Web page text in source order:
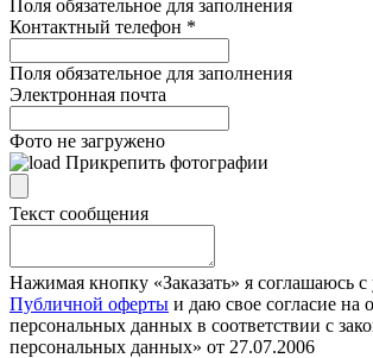
Поля обязательное для заполнения
Контактный телефон *
Поля обязательное для заполнения
Электронная почта
Фото не загружено
Прикрепить фотографии
Текст сообщения
Нажимая кнопку «Заказать» я соглашаюсь с
Публичной оферты и даю свое согласие на
персональных данных в соответствии с
персональных данных» от 27.07.2006